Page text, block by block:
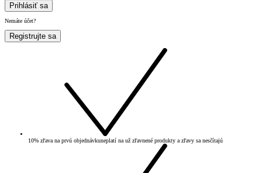
Prihlásiť sa
Nemáte účet?
Registrujte sa
10% zľava na prvú objednávkuneplatí na už zľavnené produkty a zľavy sa nesčítajú